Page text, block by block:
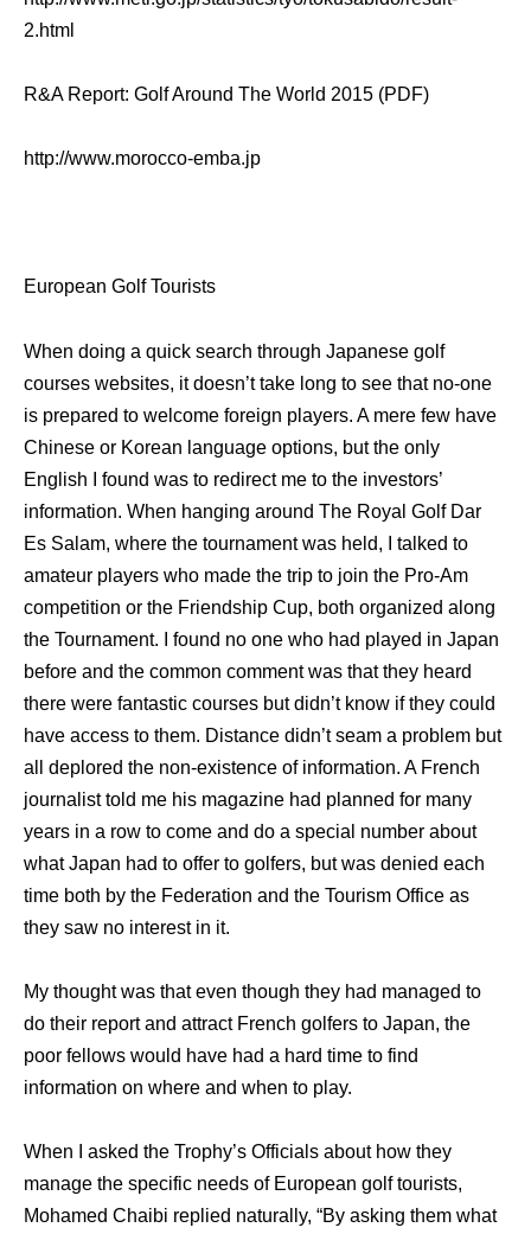
2.html
R&A Report: Golf Around The World 2015 (PDF)
http://www.morocco-emba.jp
European Golf Tourists
When doing a quick search through Japanese golf
courses websites, it doesn’t take long to see that no-one
is prepared to welcome foreign players. A mere few have
Chinese or Korean language options, but the only
English I found was to redirect me to the investors’
information. When hanging around The Royal Golf Dar
Es Salam, where the tournament was held, I talked to
amateur players who made the trip to join the Pro-Am
competition or the Friendship Cup, both organized along
the Tournament. I found no one who had played in Japan
before and the common comment was that they heard
there were fantastic courses but didn’t know if they could
have access to them. Distance didn’t seam a problem but
all deplored the non-existence of information. A French
journalist told me his magazine had planned for many
years in a row to come and do a special number about
what Japan had to offer to golfers, but was denied each
time both by the Federation and the Tourism Office as
they saw no interest in it.
My thought was that even though they had managed to
do their report and attract French golfers to Japan, the
poor fellows would have had a hard time to find
information on where and when to play.
When I asked the Trophy’s Officials about how they
manage the specific needs of European golf tourists,
Mohamed Chaibi replied naturally, “By asking them what